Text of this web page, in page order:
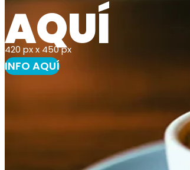
AQUÍ
420 px x 450 px
INFO AQUÍ